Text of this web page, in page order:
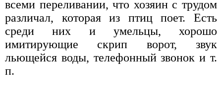
всеми переливании, что хозяин с трудом
различал, которая из птиц поет. Есть
среди них и умельцы, хорошо
имитирующие скрип ворот, звук
льющейся воды, телефонный звонок и т.
п.